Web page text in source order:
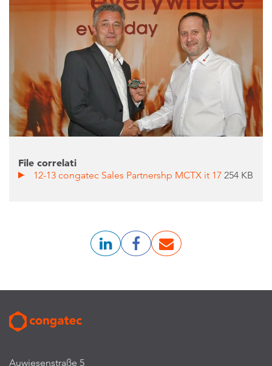
File correlati
12-13 congatec Sales Partnershp MCTX it 17254 KB
Auwiesenstraße 5